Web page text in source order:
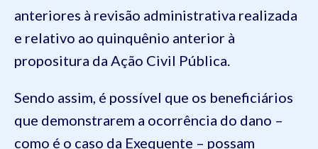
anteriores à revisão administrativa realizada
e relativo ao quinquênio anterior à
propositura da Ação Civil Pública.
Sendo assim, é possível que os beneficiários
que demonstrarem a ocorrência do dano –
como é o caso da Exequente – possam